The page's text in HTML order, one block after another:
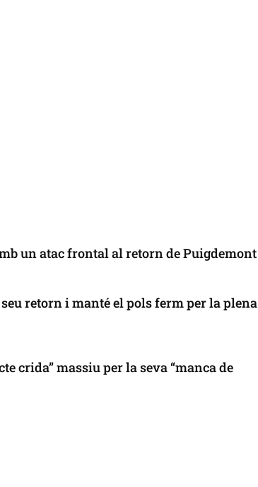
un atac frontal al retorn de Puigdemont
retorn i manté el pols ferm per la plena
crida” massiu per la seva “manca de